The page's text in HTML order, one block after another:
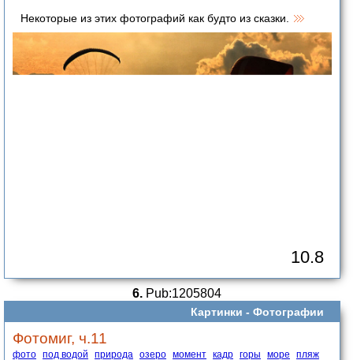
Некоторые из этих фотографий как будто из сказки.
10.8
6.Pub:1205804
Картинки - Фотографии
Фотомиг, ч.11
фото под водой природа озеро момент кадр горы море пляж